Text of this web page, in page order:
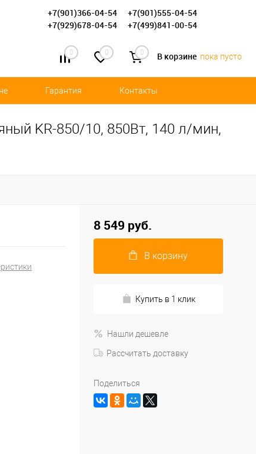
+7(901)366-04-54
+7(901)555-04-54
+7(929)678-04-54
+7(499)841-00-54
0 0 0 В корзине пока пусто
Гарантия Контакты
KR-850/10, 850Вт, 140 л/мин,
8 549 руб.
В корзину
Купить в 1 клик
Нашли дешевле
Рассчитать доставку
Поделиться